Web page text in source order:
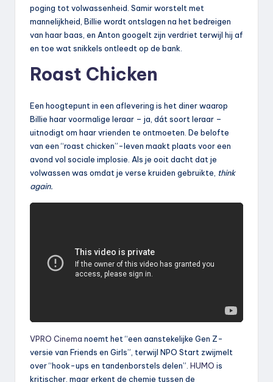
poging tot volwassenheid. Samir worstelt met
mannelijkheid, Billie wordt ontslagen na het bedreigen
van haar baas, en Anton googelt zijn verdriet terwijl hij af
en toe wat snikkels ontleedt op de bank.
Roast Chicken
Een hoogtepunt in een aflevering is het diner waarop
Billie haar voormalige leraar – ja, dát soort leraar –
uitnodigt om haar vrienden te ontmoeten. De belofte
van een “roast chicken”-leven maakt plaats voor een
avond vol sociale implosie. Als je ooit dacht dat je
volwassen was omdat je verse kruiden gebruikte, think
again.
VPRO Cinema noemt het “een aanstekelijke Gen Z-
versie van Friends en Girls”, terwijl NPO Start zwijmelt
over “hook-ups en tandenborstels delen”. HUMO is
kritischer, maar erkent de chemie tussen de